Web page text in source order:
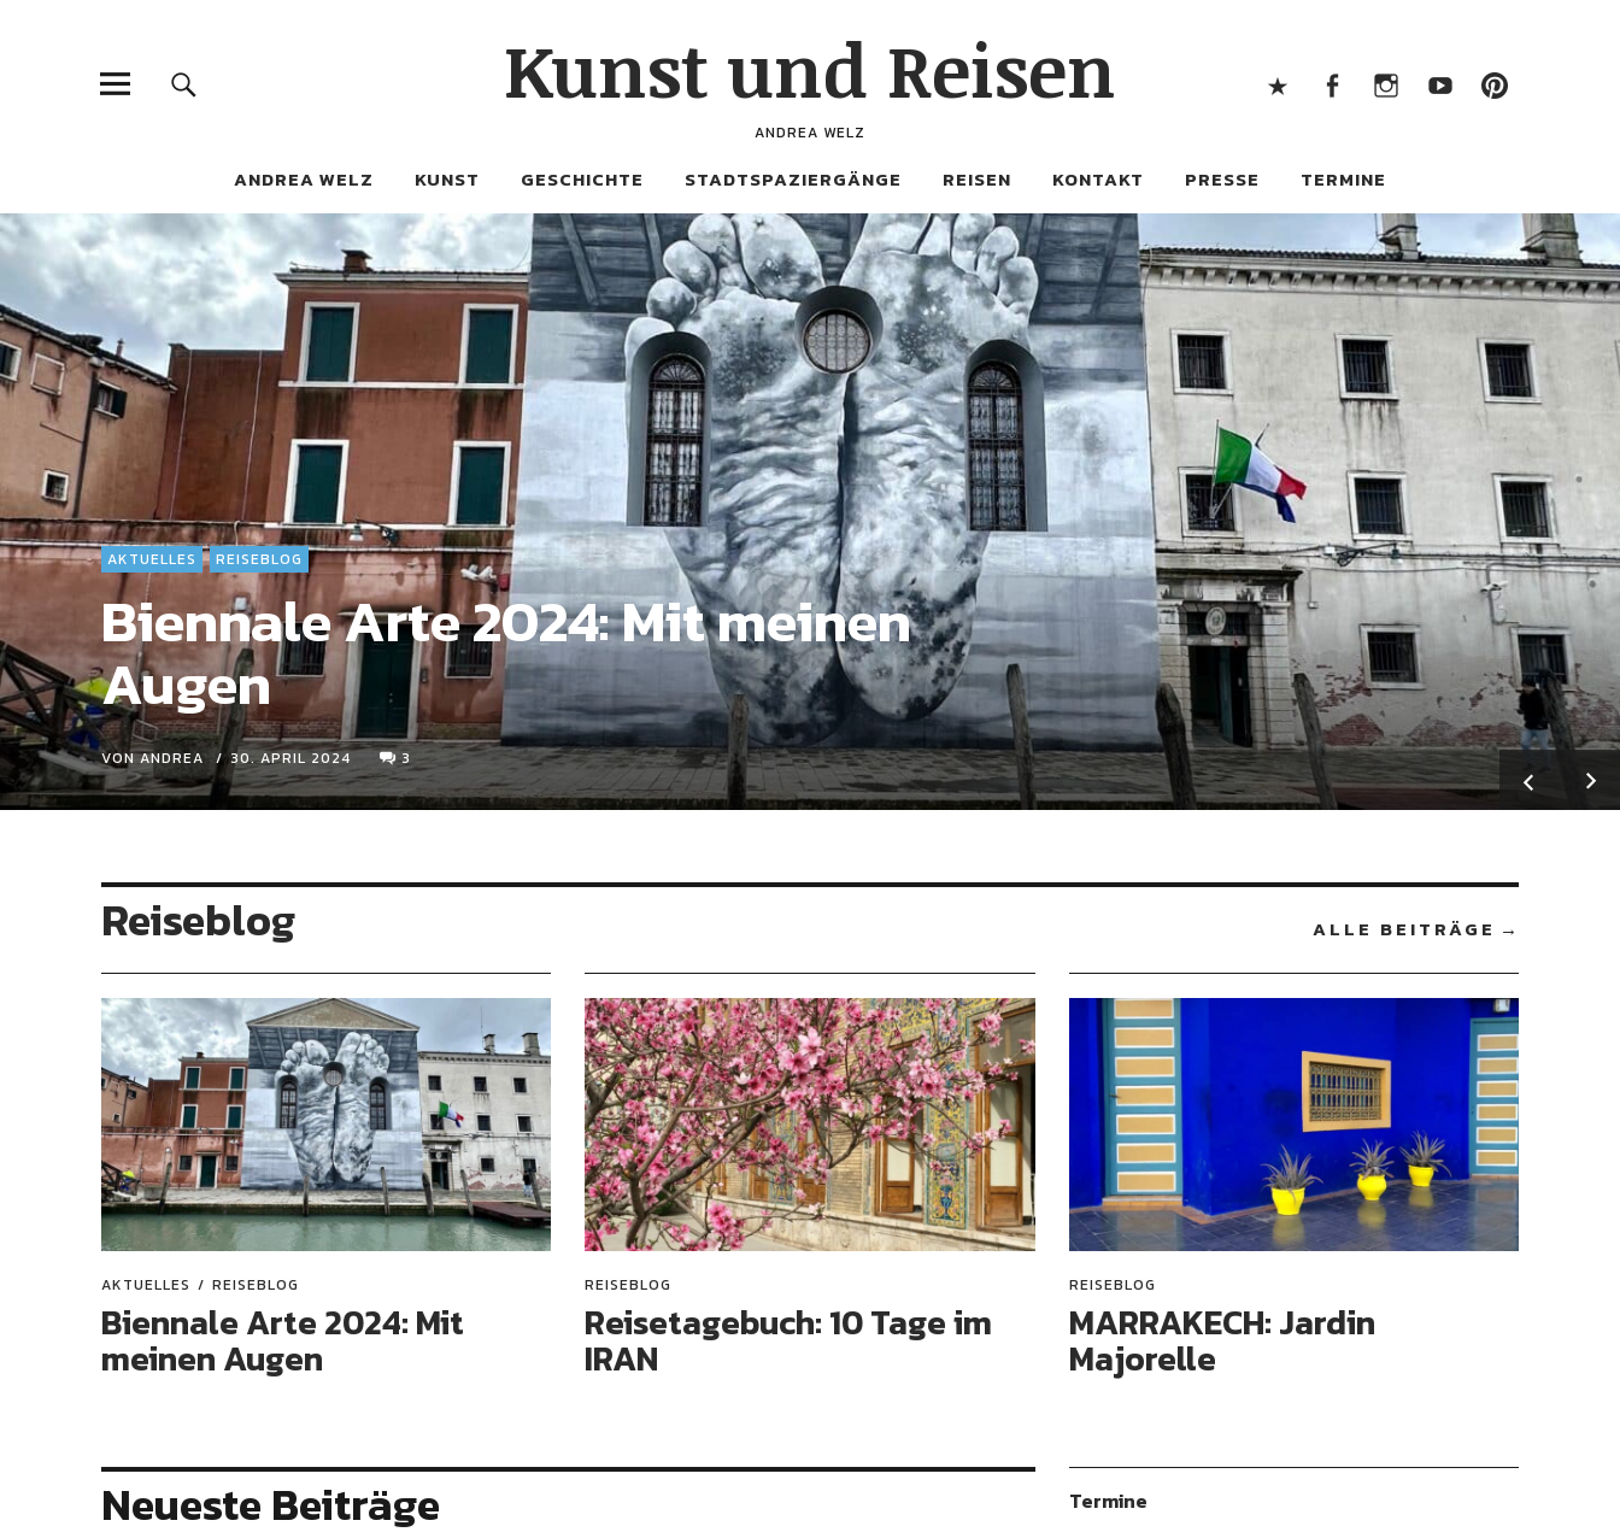
Kunst und Reisen
ANDREA WELZ
ANDREA WELZ KUNST GESCHICHTE STADTSPAZIERGÄNGE REISEN KONTAKT PRESSE TERMINE
AKTUELLES REISEBLOG
Biennale Arte 2024: Mit meinen
Augen
VON ANDREA 30. APRIL 2024 3
Reiseblog ALLE BEITRÄGE
AKTUELLES REISEBLOG
Biennale Arte 2024: Mit
meinen Augen
REISEBLOG
Reisetagebuch: 10 Tage im
IRAN
REISEBLOG
MARRAKECH: Jardin
Majorelle
Neueste Beiträge Termine